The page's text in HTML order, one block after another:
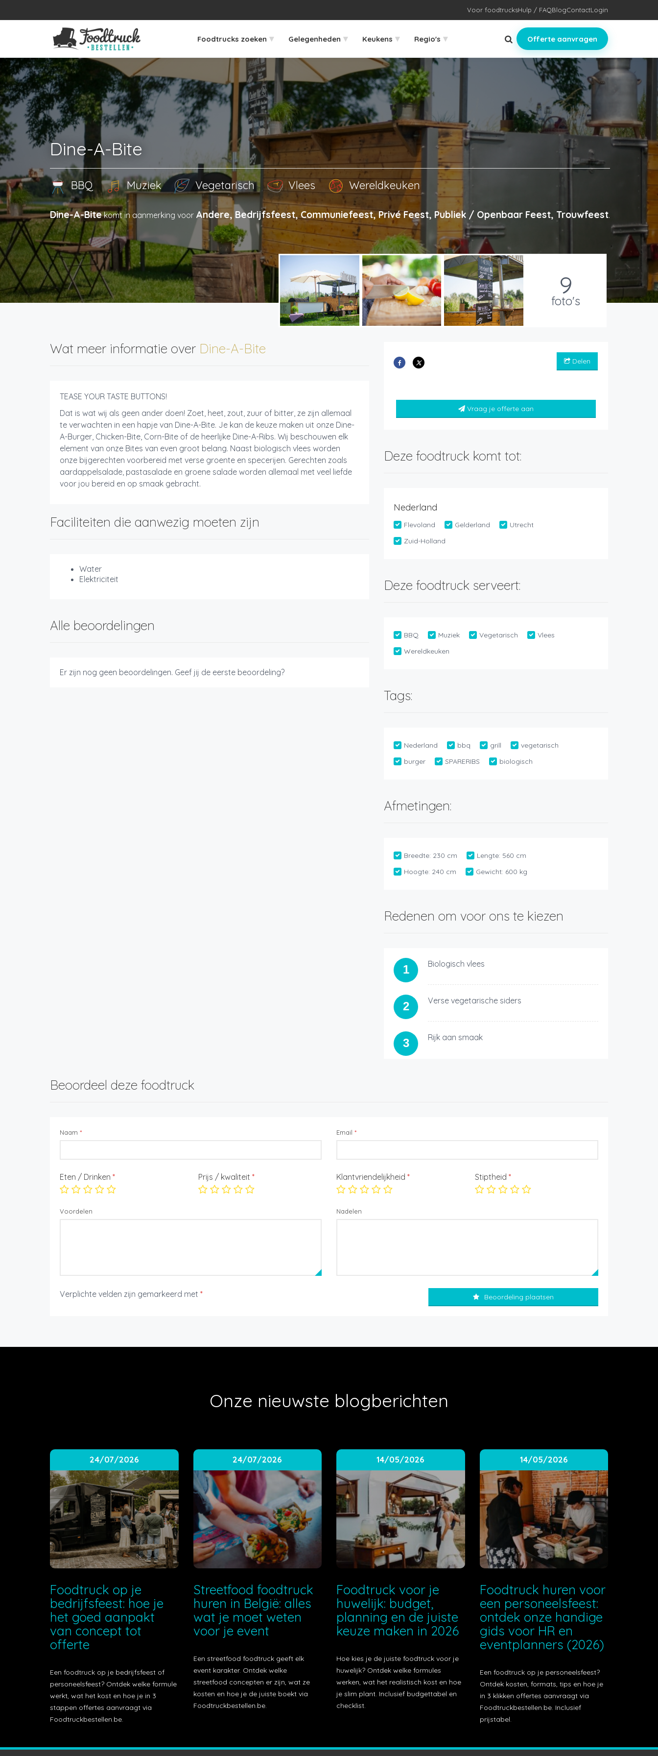
Voor foodtrucksHulp / FAQBlogContactLogin
Foodtrucks zoeken ▾ Gelegenheden ▾ Keukens ▾ Regio's ▾ Offerte aanvragen
Dine-A-Bite
BBQ Muziek Vegetarisch Vlees Wereldkeuken
Dine-A-Bitekomt in aanmerking voor Andere, Bedrijfsfeest, Communiefeest, Privé Feest, Publiek / Openbaar Feest, Trouwfeest.
9
foto's
Wat meer informatie over Dine-A-Bite
TEASE YOUR TASTE BUTTONS!
Dat is wat wij als geen ander doen! Zoet, heet, zout, zuur of bitter, ze zijn allemaal
te verwachten in een hapje van Dine-A-Bite. Je kan de keuze maken uit onze Dine-
A-Burger, Chicken-Bite, Corn-Bite of de heerlijke Dine-A-Ribs. Wij beschouwen elk
element van onze Bites van even groot belang. Naast biologisch vlees worden
onze bijgerechten voorbereid met verse groente en specerijen. Gerechten zoals
aardappelsalade, pastasalade en groene salade worden allemaal met veel liefde
voor jou bereid en op smaak gebracht.
Faciliteiten die aanwezig moeten zijn
Water
Elektriciteit
Alle beoordelingen
Er zijn nog geen beoordelingen. Geef jij de eerste beoordeling?
Delen
Vraag je offerte aan
Deze foodtruck komt tot:
Nederland
Flevoland Gelderland
Utrecht
Zuid-Holland
Deze foodtruck serveert:
BBQ Muziek Vegetarisch
Vlees
Wereldkeuken
Tags:
Nederland bbq grill
vegetarisch
burger
SPARERIBS biologisch
Afmetingen:
Breedte: 230 cm Lengte: 560 cm
Hoogte: 240 cm Gewicht: 600 kg
Redenen om voor ons te kiezen
1 Biologisch vlees
2 Verse vegetarische siders
3 Rijk aan smaak
Beoordeel deze foodtruck
Naam * Email *
Eten / Drinken * Prijs / kwaliteit * Klantvriendelijkheid * Stiptheid *
Voordelen Nadelen
Verplichte velden zijn gemarkeerd met * Beoordeling plaatsen
Onze nieuwste blogberichten
24/07/2026
Foodtruck op je
bedrijfsfeest: hoe je
het goed aanpakt
van concept tot
offerte
Een foodtruck op je bedrijfsfeest of
personeelsfeest? Ontdek welke formule
werkt, wat het kost en hoe je in 3
stappen offertes aanvraagt via
Foodtruckbestellen.be.
24/07/2026
Streetfood foodtruck
huren in België: alles
wat je moet weten
voor je event
Een streetfood foodtruck geeft elk
event karakter. Ontdek welke
streetfood concepten er zijn, wat ze
kosten en hoe je de juiste boekt via
Foodtruckbestellen.be.
14/05/2026
Foodtruck voor je
huwelijk: budget,
planning en de juiste
keuze maken in 2026
Hoe kies je de juiste foodtruck voor je
huwelijk? Ontdek welke formules
werken, wat het realistisch kost en hoe
je slim plant. Inclusief budgettabel en
checklist.
14/05/2026
Foodtruck huren voor
een personeelsfeest:
ontdek onze handige
gids voor HR en
eventplanners (2026)
Een foodtruck op je personeelsfeest?
Ontdek kosten, formats, tips en hoe je
in 3 klikken offertes aanvraagt via
Foodtruckbestellen.be. Inclusief
prijstabel.